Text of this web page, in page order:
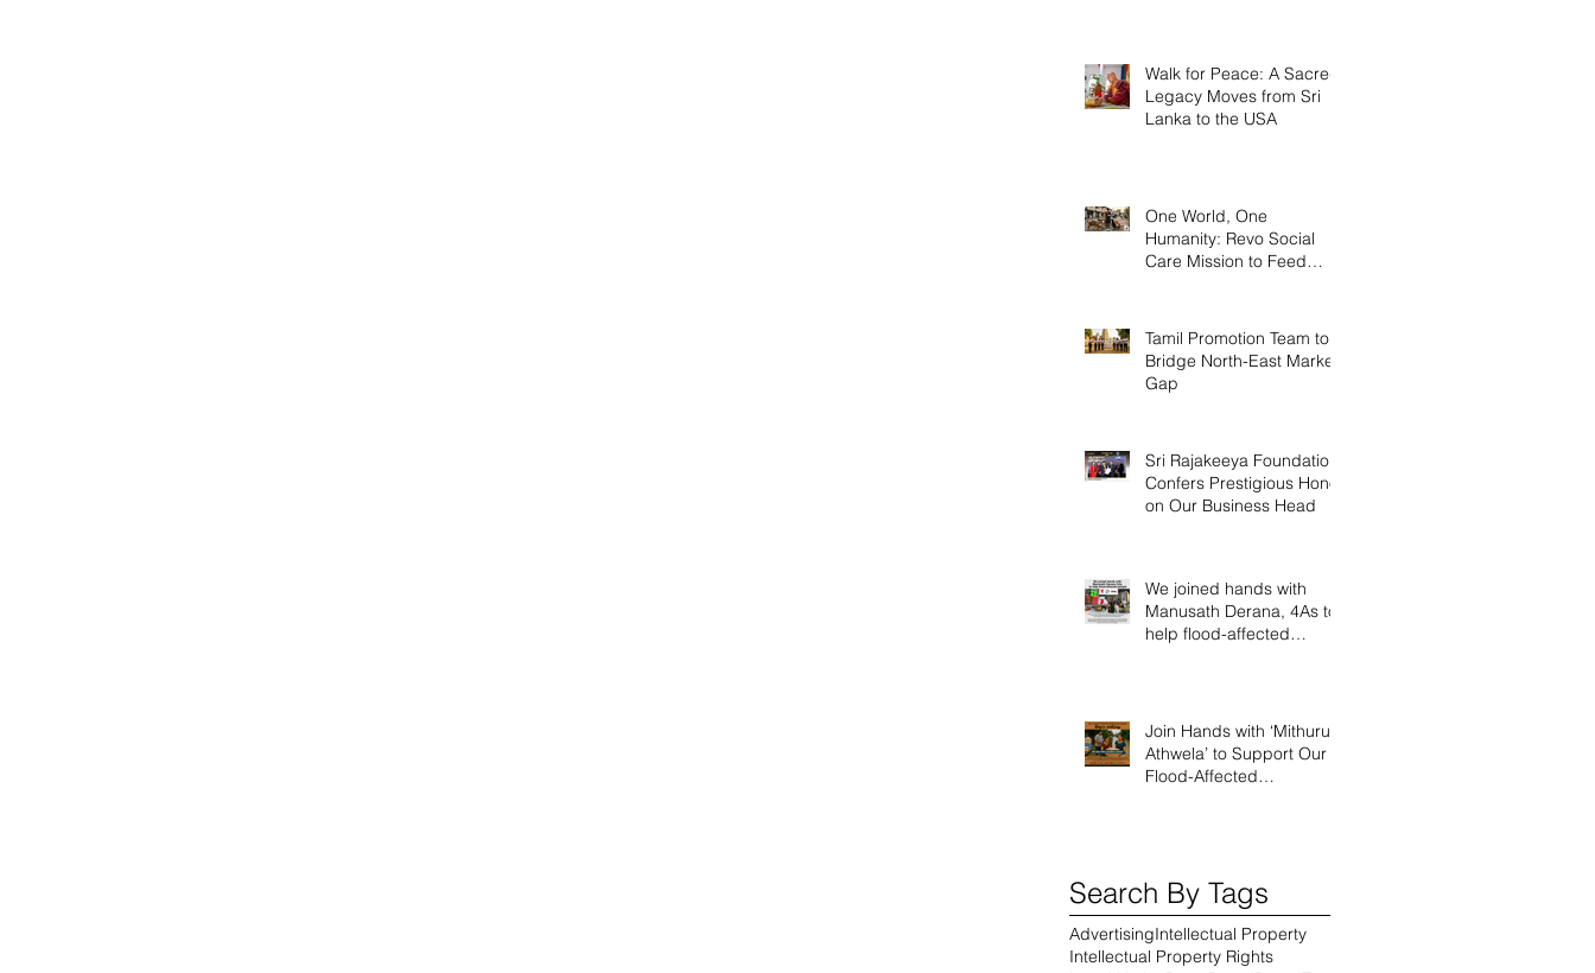
Walk for Peace: A Sacred
Legacy Moves from Sri
Lanka to the USA
One World, One
Humanity: Revo Social
Care Mission to Feed
Tamil Promotion Team to
Bridge North-East Market
Gap
Sri Rajakeeya Foundation
Confers Prestigious Honor
on Our Business Head
We joined hands with
Manusath Derana, 4As to
help flood-affected
Join Hands with ‘Mithuru
Athwela’ to Support Our
Flood-Affected
Search By Tags
AdvertisingIntellectual Property
Intellectual Property Rights